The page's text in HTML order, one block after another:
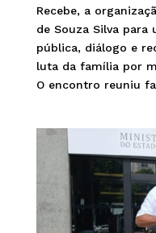
Recebe, a
de Souza Silva
pública, diálogo e
luta da família por
O encontro reuniu